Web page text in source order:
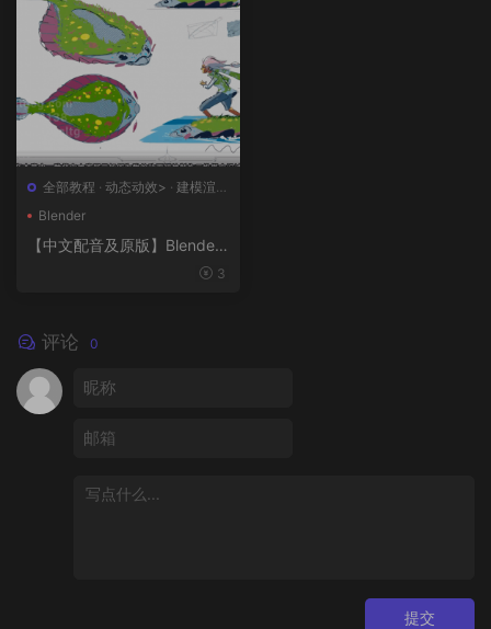
全部教程 · 动态动效> · 建模渲染
Blender
【中文配音及原版】Blender
3
评论 0
提交